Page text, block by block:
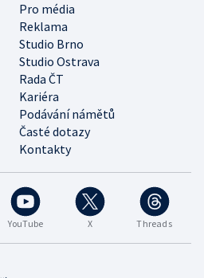
YouTube X Threads
Pro média
Reklama
Studio Brno
Studio Ostrava
Rada ČT
Kariéra
Podávání námětů
Časté dotazy
Kontakty